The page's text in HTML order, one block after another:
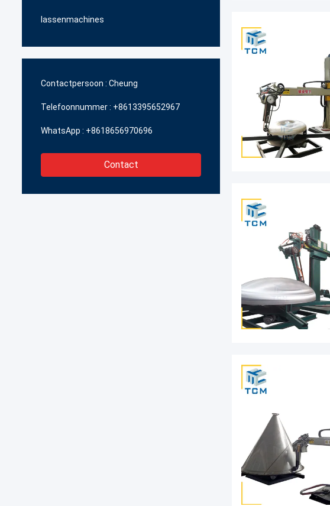
lassenmachines
Contactpersoon : Cheung
Telefoonnummer : +8613395652967
WhatsApp : +8618656970696
Contact